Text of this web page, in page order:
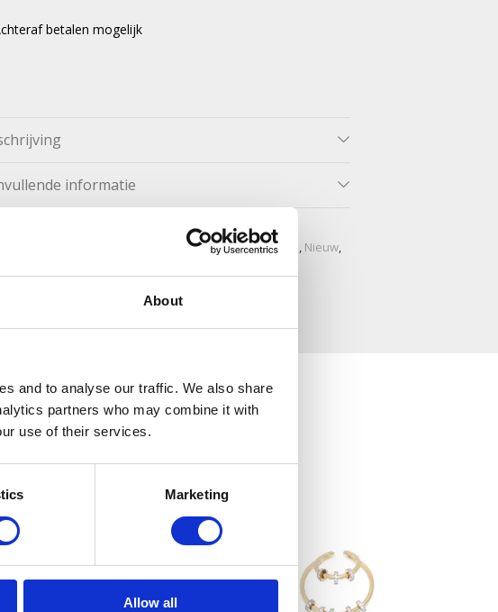
About
and to analyse our traffic. We also share
partners who may combine it with
use of their services.
Marketing
Allow all
betalen mogelijk
informatie
Flat piercings,Helix piercings , Nieuw,